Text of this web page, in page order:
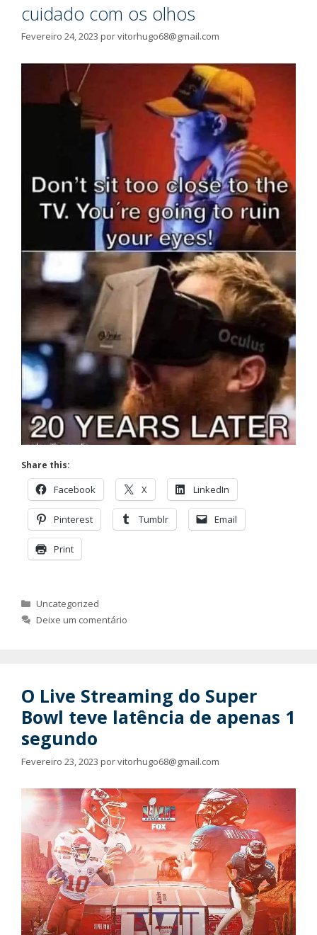
cuidado com os olhos
Fevereiro 24, 2023 porvitorhugo68@gmail.com
Share this:
Facebook X LinkedIn
Pinterest Tumblr Email
Print
Categorias
Uncategorized
Deixe um comentário
O Live Streaming do Super
Bowl teve latência de apenas 1
segundo
Fevereiro 23, 2023 porvitorhugo68@gmail.com